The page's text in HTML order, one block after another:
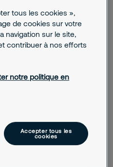
tous les cookies »,
de cookies sur votre
navigation sur le site,
contribuer à nos efforts
notre politique en
Accepter tous les
cookies